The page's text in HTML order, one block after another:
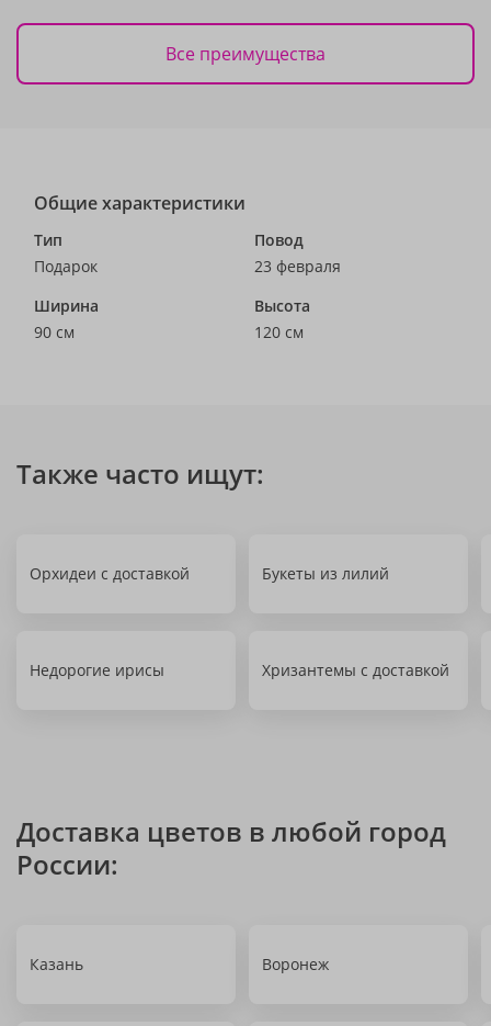
Все преимущества
Общие характеристики
Тип
Подарок
Повод
23 февраля
Ширина
90 см
Высота
120 см
Также часто ищут:
Орхидеи с доставкой Букеты из лилий
Недорогие ирисы Хризантемы с доставкой
Доставка цветов в любой город
России:
Казань Воронеж